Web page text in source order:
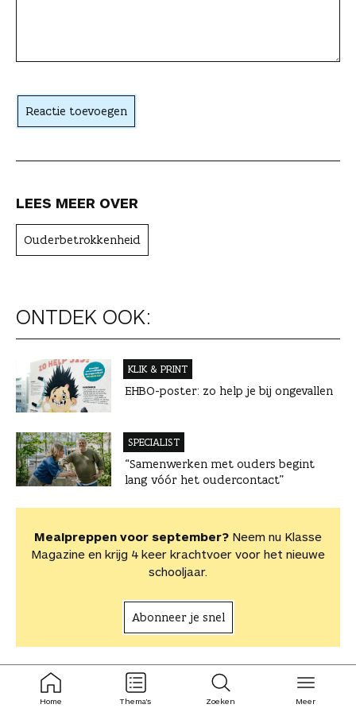
Home Thema's
ingeklapt
Zoeken
Meer
t
e
Reactie toevoegen
LEES MEER OVER
Ouderbetrokkenheid
ONTDEK OOK:
KLIK & PRINT
EHBO-poster: zo help je bij ongevallen
SPECIALIST
“Samenwerken met ouders begint
lang vóór het oudercontact”
Mealpreppen voor september? Neem nu Klasse
Magazine en krijg 4 keer krachtvoer voor het nieuwe
schooljaar.
Abonneer je snel
VIDEO
Wat na het buitengewoon